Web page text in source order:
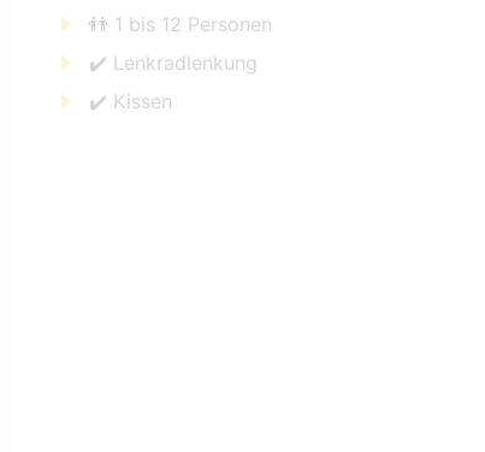
👬 1 bis 12 Personen
✔️ Lenkradlenkung
✔️ Kissen